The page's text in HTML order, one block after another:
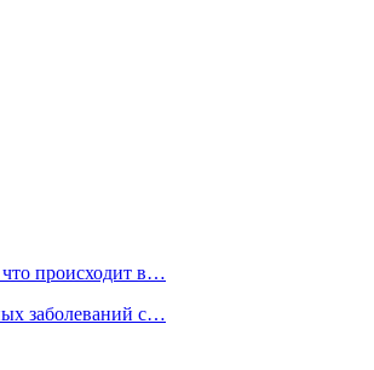
что происходит в…
заболеваний с…